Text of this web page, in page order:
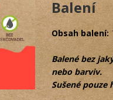
Balení
Obsah balení:
Balené bez
nebo barviv.
Sušené pouze